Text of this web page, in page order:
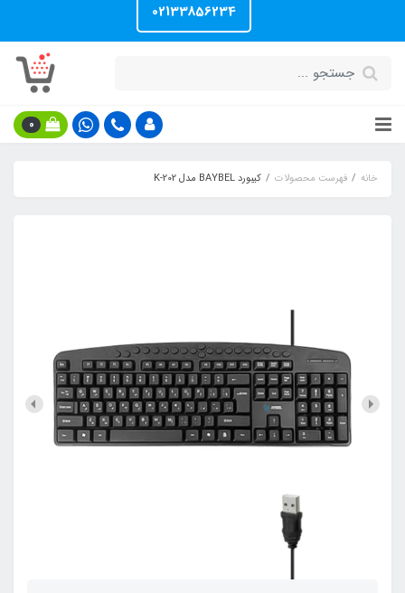
02133856234
0
خانه فهرست محصولات کیبورد BAYBEL مدل K-202